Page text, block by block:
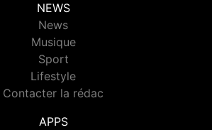
NEWS
News
Musique
Sport
Lifestyle
Contacter la rédac
APPS